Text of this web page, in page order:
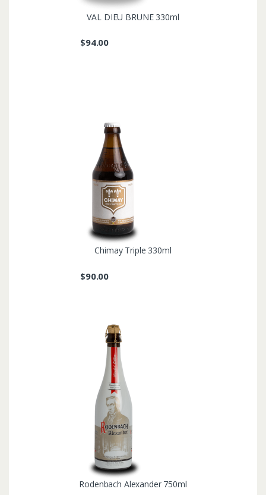
VAL DIEU BRUNE 330ml
$94.00
Chimay Triple 330ml
$90.00
Rodenbach Alexander 750ml